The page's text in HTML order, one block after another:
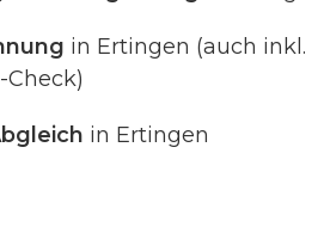
in Ertingen (auch inkl.
in Ertingen